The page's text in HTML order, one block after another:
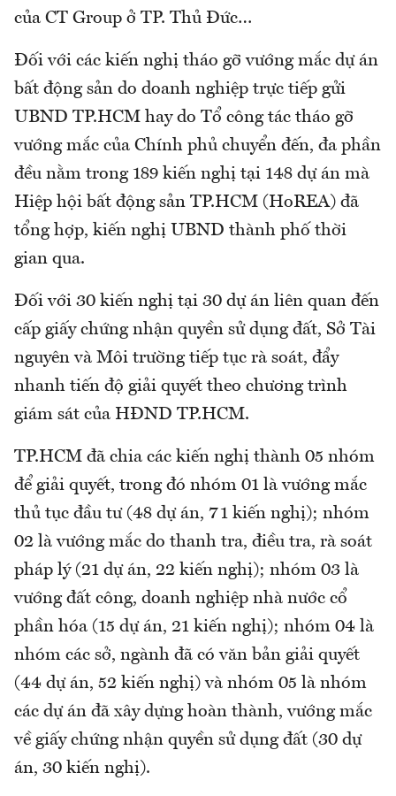
của CT Group ở TP. Thủ Đức…
Đối với các kiến nghị tháo gỡ vướng mắc dự án
bất động sản do doanh nghiệp trực tiếp gửi
UBND TP.HCM hay do Tổ công tác tháo gỡ
vướng mắc của Chính phủ chuyển đến, đa phần
đều nằm trong 189 kiến nghị tại 148 dự án mà
Hiệp hội bất động sản TP.HCM (HoREA) đã
tổng hợp, kiến nghị UBND thành phố thời
gian qua.
Đối với 30 kiến nghị tại 30 dự án liên quan đến
cấp giấy chứng nhận quyền sử dụng đất, Sở Tài
nguyên và Môi trường tiếp tục rà soát, đẩy
nhanh tiến độ giải quyết theo chương trình
giám sát của HĐND TP.HCM.
TP.HCM đã chia các kiến nghị thành 05 nhóm
để giải quyết, trong đó nhóm 01 là vướng mắc
thủ tục đầu tư (48 dự án, 71 kiến nghị); nhóm
02 là vướng mắc do thanh tra, điều tra, rà soát
pháp lý (21 dự án, 22 kiến nghị); nhóm 03 là
vướng đất công, doanh nghiệp nhà nước cổ
phần hóa (15 dự án, 21 kiến nghị); nhóm 04 là
nhóm các sở, ngành đã có văn bản giải quyết
(44 dự án, 52 kiến nghị) và nhóm 05 là nhóm
các dự án đã xây dựng hoàn thành, vướng mắc
về giấy chứng nhận quyền sử dụng đất (30 dự
án, 30 kiến nghị).